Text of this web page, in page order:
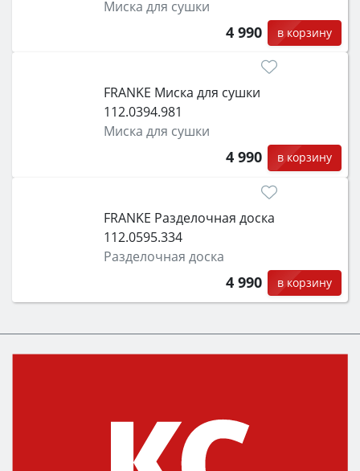
Миска для сушки
4 990 в корзину
FRANKE Миска для сушки
112.0394.981
Миска для сушки
4 990 в корзину
FRANKE Разделочная доска
112.0595.334
Разделочная доска
4 990 в корзину